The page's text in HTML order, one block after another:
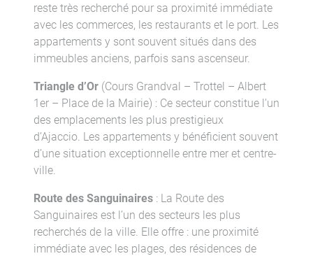
reste très recherché pour sa proximité immédiate
avec les commerces, les restaurants et le port. Les
appartements y sont souvent situés dans des
immeubles anciens, parfois sans ascenseur.
Triangle d’Or (Cours Grandval – Trottel – Albert
1er – Place de la Mairie) : Ce secteur constitue l’un
des emplacements les plus prestigieux
d’Ajaccio. Les appartements y bénéficient souvent
d’une situation exceptionnelle entre mer et centre-
ville.
Route des Sanguinaires : La Route des
Sanguinaires est l’un des secteurs les plus
recherchés de la ville. Elle offre : une proximité
immédiate avec les plages, des résidences de